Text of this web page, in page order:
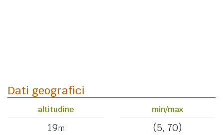
Dati geografici
altitudine
19m
min/max
(5, 70)